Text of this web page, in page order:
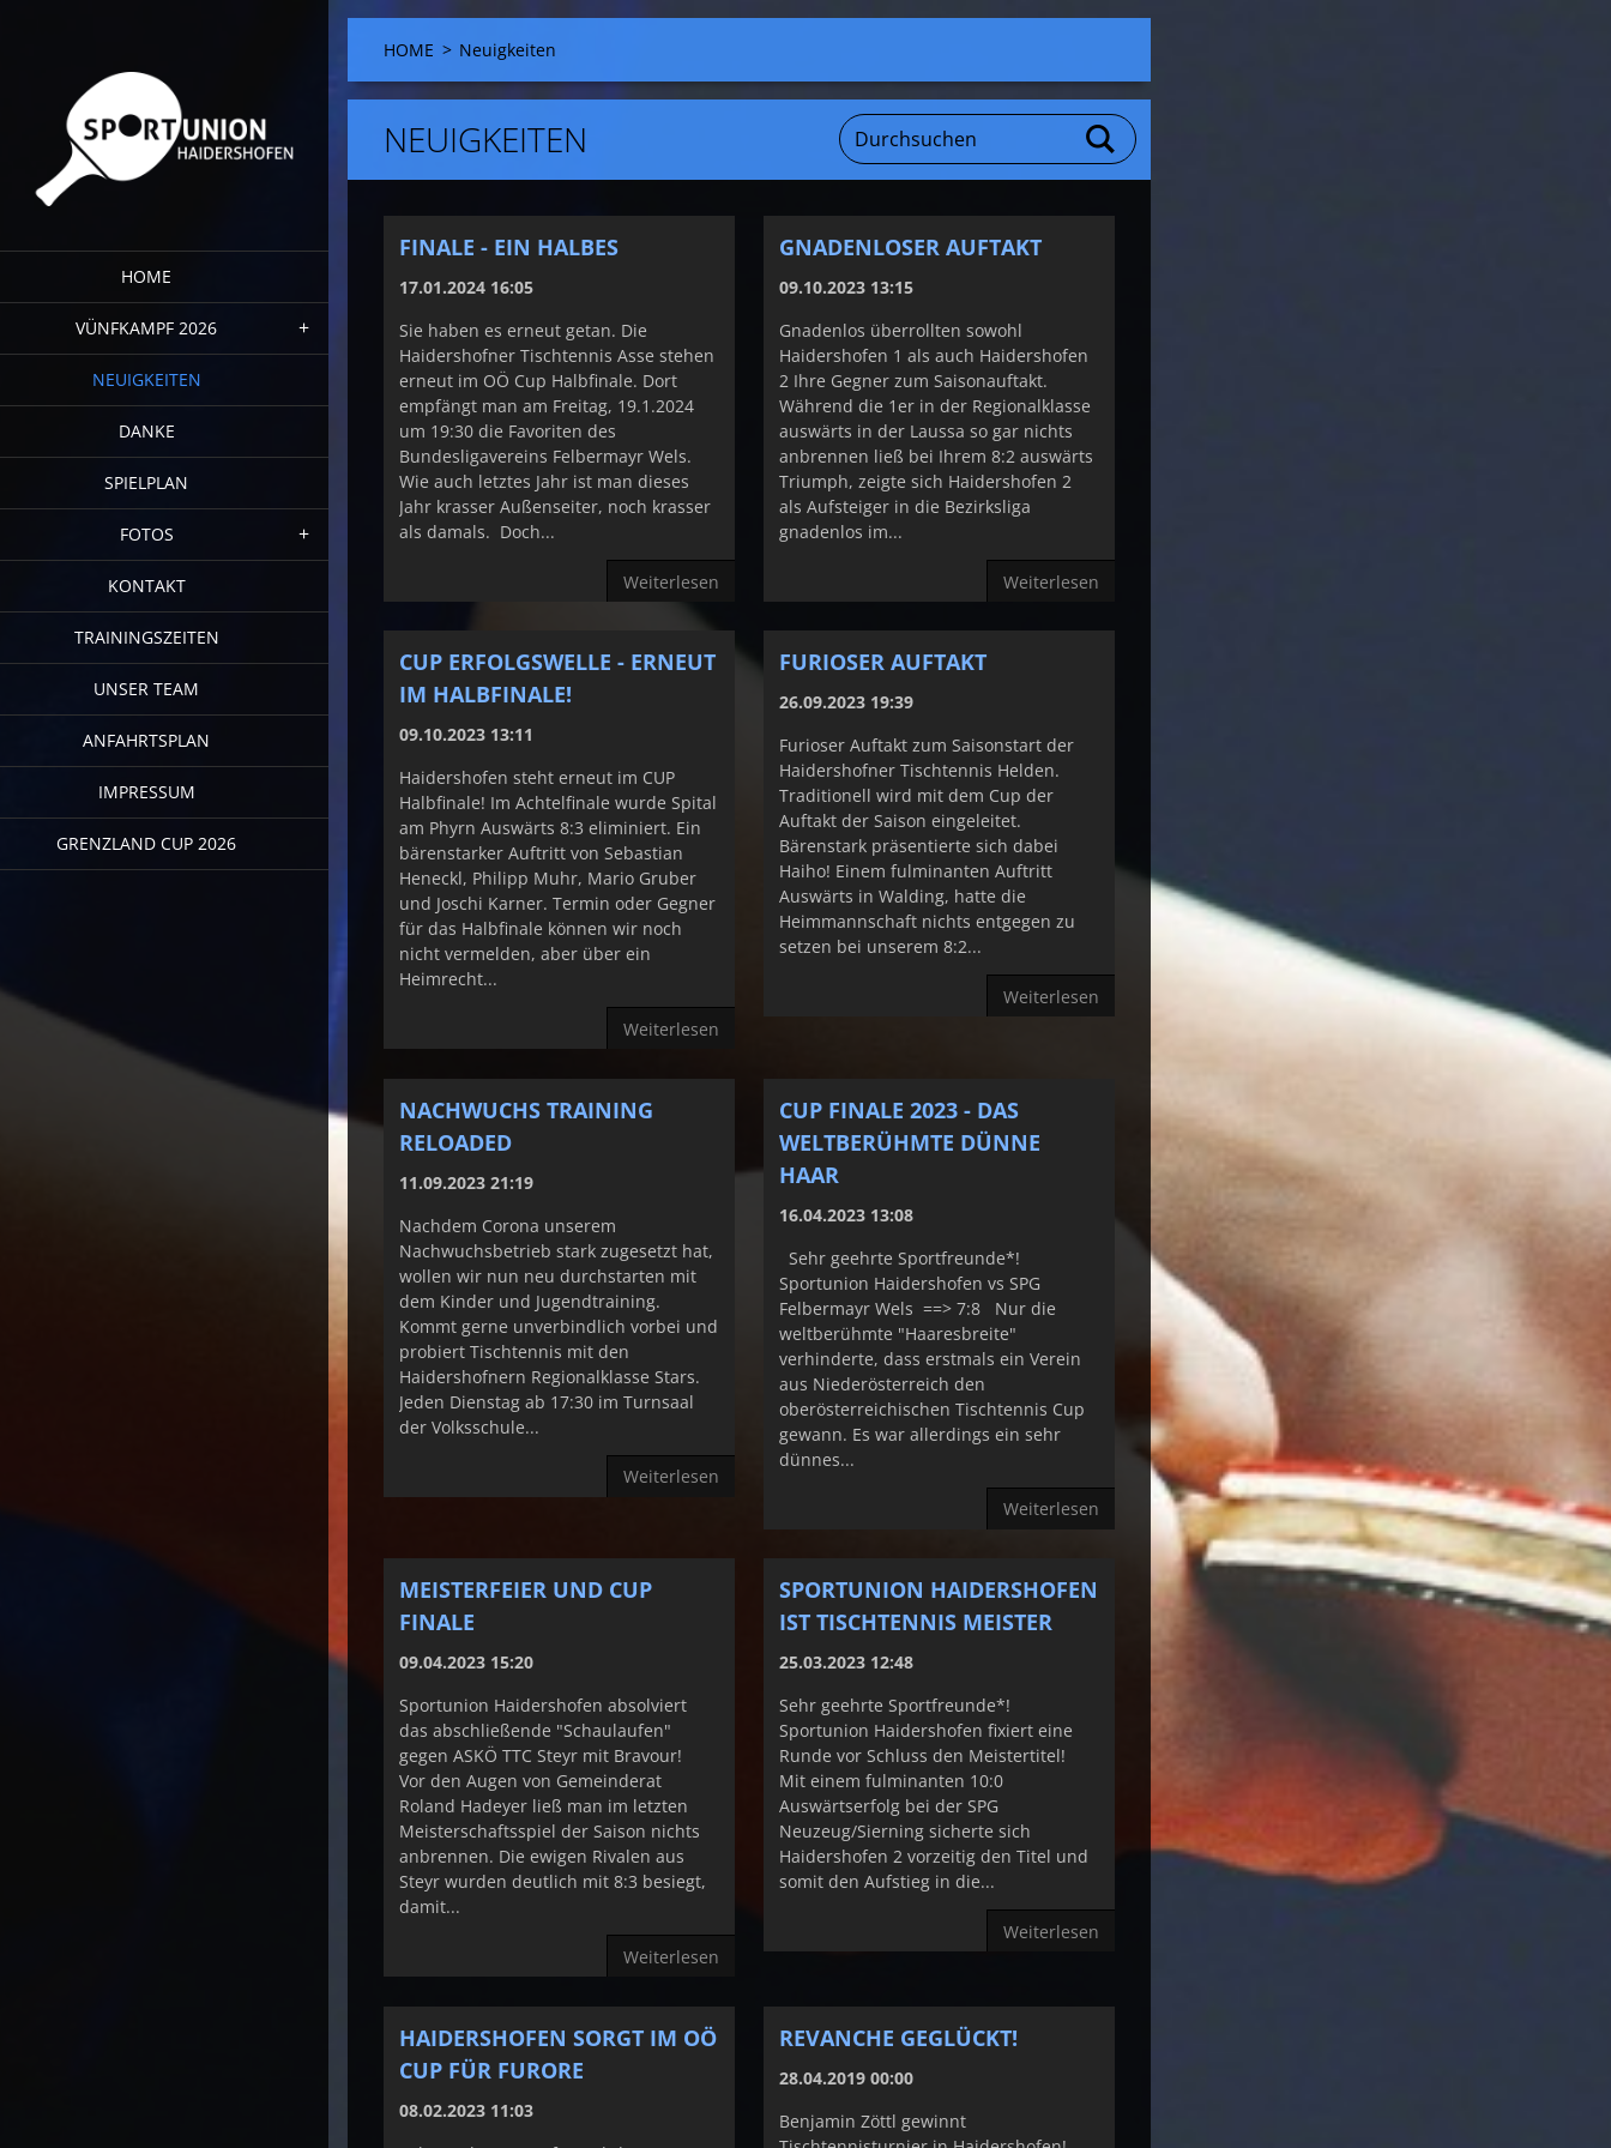
HOME
VÜNFKAMPF 2026
NEUIGKEITEN
DANKE
SPIELPLAN
FOTOS
KONTAKT
TRAININGSZEITEN
UNSER TEAM
ANFAHRTSPLAN
IMPRESSUM
GRENZLAND CUP 2026
HOME > Neuigkeiten
NEUIGKEITEN
FINALE - EIN HALBES
17.01.2024 16:05
Sie haben es erneut getan. Die
Haidershofner Tischtennis Asse stehen
erneut im OÖ Cup Halbfinale. Dort
empfängt man am Freitag, 19.1.2024
um 19:30 die Favoriten des
Bundesligavereins Felbermayr Wels.
Wie auch letztes Jahr ist man dieses
Jahr krasser Außenseiter, noch krasser
als damals. Doch...
Weiterlesen
GNADENLOSER AUFTAKT
09.10.2023 13:15
Gnadenlos überrollten sowohl
Haidershofen 1 als auch Haidershofen
2 Ihre Gegner zum Saisonauftakt.
Während die 1er in der Regionalklasse
auswärts in der Laussa so gar nichts
anbrennen ließ bei Ihrem 8:2 auswärts
Triumph, zeigte sich Haidershofen 2
als Aufsteiger in die Bezirksliga
gnadenlos im...
Weiterlesen
CUP ERFOLGSWELLE - ERNEUT
IM HALBFINALE!
09.10.2023 13:11
Haidershofen steht erneut im CUP
Halbfinale! Im Achtelfinale wurde Spital
am Phyrn Auswärts 8:3 eliminiert. Ein
bärenstarker Auftritt von Sebastian
Heneckl, Philipp Muhr, Mario Gruber
und Joschi Karner. Termin oder Gegner
für das Halbfinale können wir noch
nicht vermelden, aber über ein
Heimrecht...
Weiterlesen
FURIOSER AUFTAKT
26.09.2023 19:39
Furioser Auftakt zum Saisonstart der
Haidershofner Tischtennis Helden.
Traditionell wird mit dem Cup der
Auftakt der Saison eingeleitet.
Bärenstark präsentierte sich dabei
Haiho! Einem fulminanten Auftritt
Auswärts in Walding, hatte die
Heimmannschaft nichts entgegen zu
setzen bei unserem 8:2...
Weiterlesen
NACHWUCHS TRAINING
RELOADED
11.09.2023 21:19
Nachdem Corona unserem
Nachwuchsbetrieb stark zugesetzt hat,
wollen wir nun neu durchstarten mit
dem Kinder und Jugendtraining.
Kommt gerne unverbindlich vorbei und
probiert Tischtennis mit den
Haidershofnern Regionalklasse Stars.
Jeden Dienstag ab 17:30 im Turnsaal
der Volksschule...
Weiterlesen
CUP FINALE 2023 - DAS
WELTBERÜHMTE DÜNNE
HAAR
16.04.2023 13:08
Sehr geehrte Sportfreunde*!
Sportunion Haidershofen vs SPG
Felbermayr Wels ==> 7:8 Nur die
weltberühmte "Haaresbreite"
verhinderte, dass erstmals ein Verein
aus Niederösterreich den
oberösterreichischen Tischtennis Cup
gewann. Es war allerdings ein sehr
dünnes...
Weiterlesen
MEISTERFEIER UND CUP
FINALE
09.04.2023 15:20
Sportunion Haidershofen absolviert
das abschließende "Schaulaufen"
gegen ASKÖ TTC Steyr mit Bravour!
Vor den Augen von Gemeinderat
Roland Hadeyer ließ man im letzten
Meisterschaftsspiel der Saison nichts
anbrennen. Die ewigen Rivalen aus
Steyr wurden deutlich mit 8:3 besiegt,
damit...
Weiterlesen
SPORTUNION HAIDERSHOFEN
IST TISCHTENNIS MEISTER
25.03.2023 12:48
Sehr geehrte Sportfreunde*!
Sportunion Haidershofen ​fixiert eine
Runde vor Schluss den Meistertitel!
Mit einem fulminanten 10:0
Auswärtserfolg bei der SPG
Neuzeug/Sierning sicherte sich
Haidershofen 2 vorzeitig den Titel und
somit den Aufstieg in die...
Weiterlesen
HAIDERSHOFEN SORGT IM OÖ
CUP FÜR FURORE
08.02.2023 11:03
REVANCHE GEGLÜCKT!
28.04.2019 00:00
Benjamin Zöttl gewinnt